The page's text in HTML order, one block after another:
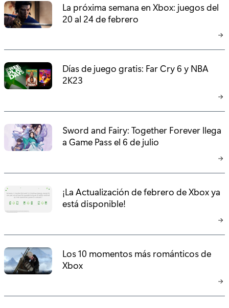
La próxima semana en Xbox: juegos del
20 al 24 de febrero
Días de juego gratis: Far Cry 6 y NBA
2K23
Sword and Fairy: Together Forever llega
a Game Pass el 6 de julio
¡La Actualización de febrero de Xbox ya
está disponible!
Los 10 momentos más románticos de
Xbox